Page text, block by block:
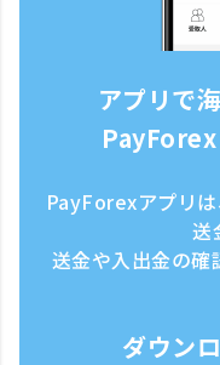
アプリで
PayForexアプリ
送
送金や入出金の確
ダウン